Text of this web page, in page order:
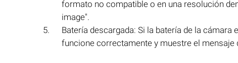
formato no compatible o en una resolución
image".
Batería descargada: Si la batería de la
funcione correctamente y muestre el mensaje